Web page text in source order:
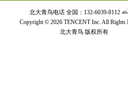
北大青鸟电话 全国：132-6039-8112
Copyright © 2026 TENCENT Inc. All Rights
北大青鸟版权所有